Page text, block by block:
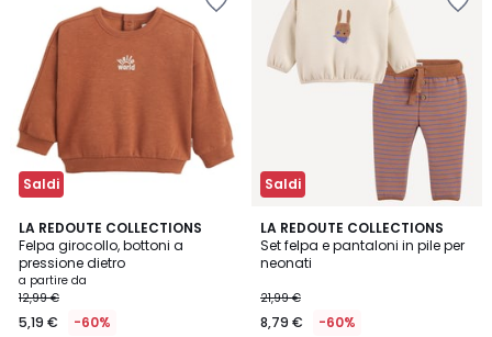
Saldi
LA REDOUTE COLLECTIONS
Felpa girocollo, bottoni a
pressione dietro
a partire da
12,99 €
5,19 € -60%
4,3
/ 5
2
Colori
Saldi
LA REDOUTE COLLECTIONS
Set felpa e pantaloni in pile per
neonati
21,99 €
8,79 € -60%
5
/
5